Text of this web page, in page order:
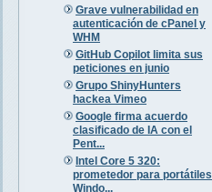
Grave vulnerabilidad en
autenticación de cPanel y
WHM
GitHub Copilot limita sus
peticiones en junio
Grupo ShinyHunters
hackea Vimeo
Google firma acuerdo
clasificado de IA con el
Pent...
Intel Core 5 320:
prometedor para portátiles
Windo...